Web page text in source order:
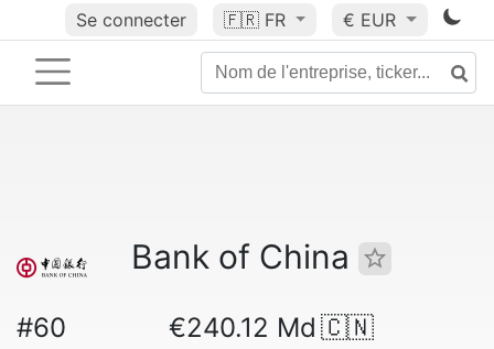
Se connecter 🇫🇷 FR € EUR
Bank of China
#60 €240.12 Md 🇨🇳